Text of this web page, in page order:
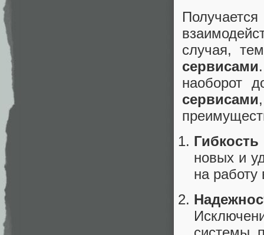
случая,
сервисами
наоборот
сервисами
новых и
на